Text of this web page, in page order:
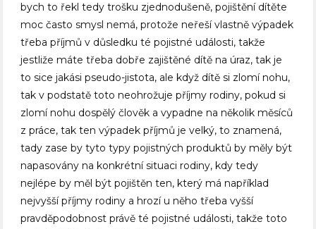
bych to řekl tedy trošku zjednodušeně, pojištění dítěte
moc často smysl nemá, protože neřeší vlastně výpadek
třeba příjmů v důsledku té pojistné události, takže
jestliže máte třeba dobře zajištěné dítě na úraz, tak je
to sice jakási pseudo-jistota, ale když dítě si zlomí nohu,
tak v podstatě toto neohrožuje příjmy rodiny, pokud si
zlomí nohu dospělý člověk a vypadne na několik měsíců
z práce, tak ten výpadek příjmů je velký, to znamená,
tady zase by tyto typy pojistných produktů by měly být
napasovány na konkrétní situaci rodiny, kdy tedy
nejlépe by měl být pojištěn ten, který má například
nejvyšší příjmy rodiny a hrozí u něho třeba vyšší
pravděpodobnost právě té pojistné události, takže toto